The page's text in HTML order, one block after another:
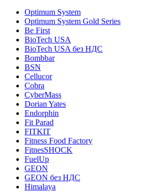
Optimum System
Optimum System Gold Series
Be First
BioTech USA
BioTech USA без НДС
Bombbar
BSN
Cellucor
Cobra
CyberMass
Dorian Yates
Endorphin
Fit Parad
FITKIT
Fitness Food Factory
FitnesSHOCK
FuelUp
GEON
GEON без НДС
Himalaya